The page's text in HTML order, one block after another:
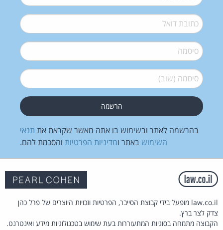
דואל*
סיסמה*
סיסמה (שוב)*
בהרשמה לאתר ובשימוש בו אתה מאשר שקראת את תנאי
השימוש באתר ומדיניות הפרטיות והסכמת להם.
law.co.il מופעל בידי קבוצת הסייבר, הפרטיות וזכויות היוצרים של פרל כהן
צדק לצר ברץ.
הקבוצה מתמחה בסוגיות המתעוררות בעת שימוש בטכנולוגיות מידע ואינטרנט.